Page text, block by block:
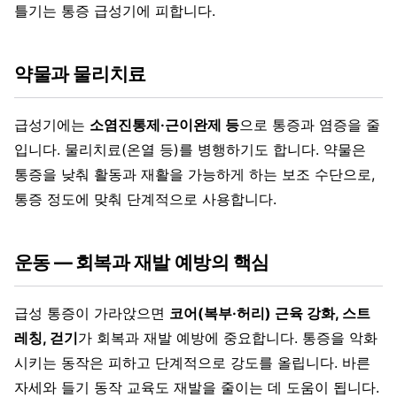
틀기는 통증 급성기에 피합니다.
약물과 물리치료
급성기에는 소염진통제·근이완제 등으로 통증과 염증을 줄
입니다. 물리치료(온열 등)를 병행하기도 합니다. 약물은
통증을 낮춰 활동과 재활을 가능하게 하는 보조 수단으로,
통증 정도에 맞춰 단계적으로 사용합니다.
운동 — 회복과 재발 예방의 핵심
급성 통증이 가라앉으면 코어(복부·허리) 근육 강화, 스트
레칭, 걷기가 회복과 재발 예방에 중요합니다. 통증을 악화
시키는 동작은 피하고 단계적으로 강도를 올립니다. 바른
자세와 들기 동작 교육도 재발을 줄이는 데 도움이 됩니다.